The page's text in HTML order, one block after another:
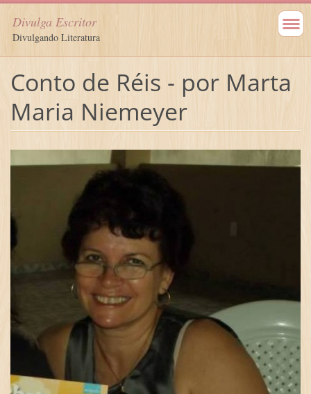
Divulga Escritor
Divulgando Literatura
Conto de Réis - por Marta
Maria Niemeyer